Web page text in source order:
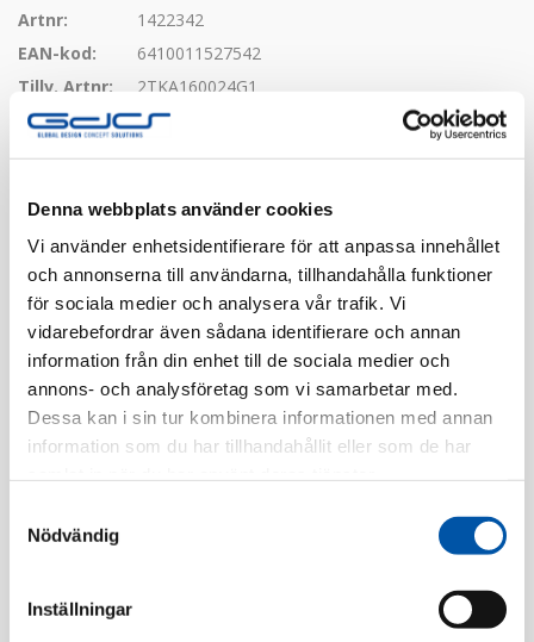
Denna webbplats använder cookies
Vi använder enhetsidentifierare för att anpassa innehållet
och annonserna till användarna, tillhandahålla funktioner
för sociala medier och analysera vår trafik. Vi
vidarebefordrar även sådana identifierare och annan
information från din enhet till de sociala medier och
annons- och analysföretag som vi samarbetar med.
Dessa kan i sin tur kombinera informationen med annan
information som du har tillhandahållit eller som de har
Nödvändig
Inställningar
Artnr:
1422342
EAN-kod:
6410011527542
Tillv. Artnr:
2TKA160024G1
Finns i lager
Registrera dig
Beskrivning
Specifikation
Relaterade produkter